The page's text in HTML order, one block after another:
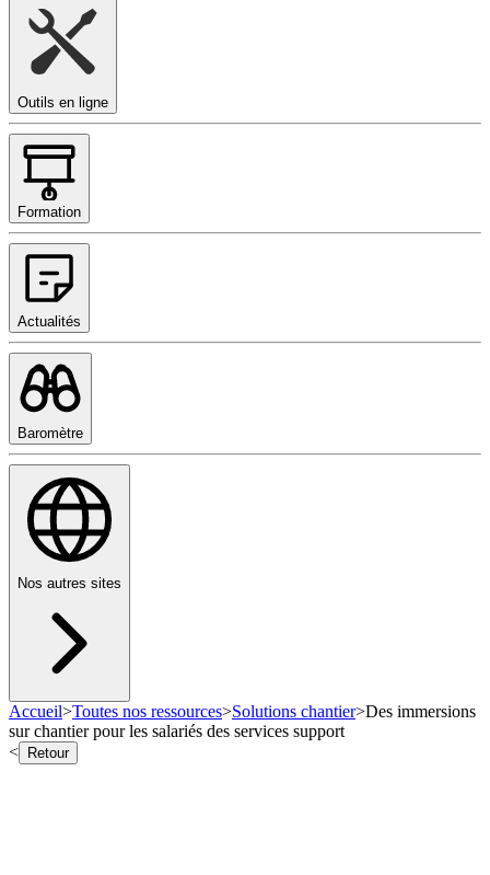
Outils en ligne
Formation
Actualités
Baromètre
Nos autres sites
Accueil>Toutes nos ressources>Solutions chantier>Des immersions
sur chantier pour les salariés des services support
<
Retour